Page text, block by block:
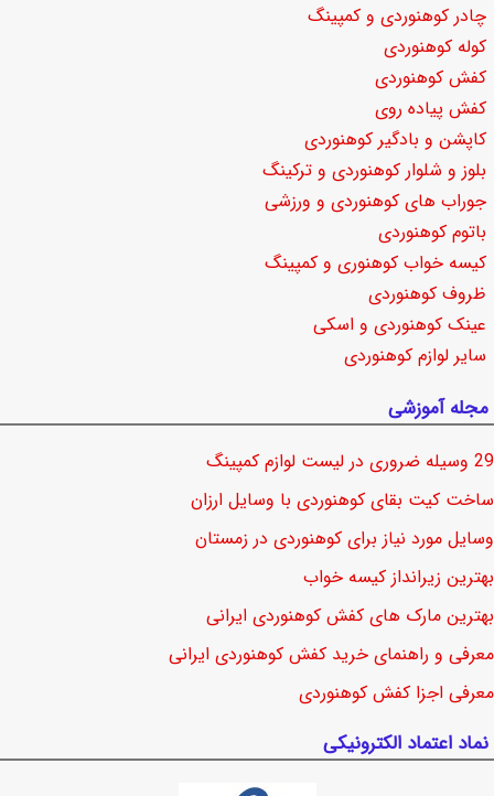
چادر کوهنوردی و کمپینگ
کوله کوهنوردی
کفش کوهنوردی
کفش پیاده روی
کاپشن و بادگیر کوهنوردی
بلوز و شلوار کوهنوردی و ترکینگ
جوراب های کوهنوردی و ورزشی
باتوم کوهنوردی
کیسه خواب کوهنوری و کمپینگ
ظروف کوهنوردی
عینک کوهنوردی و اسکی
سایر لوازم کوهنوردی
مجله آموزشی
29 وسیله ضروری در لیست لوازم کمپینگ
ساخت کیت بقای کوهنوردی با وسایل ارزان
وسایل مورد نیاز برای کوهنوردی در زمستان
بهترین زیرانداز کیسه خواب
بهترین مارک های کفش کوهنوردی ایرانی
معرفی و راهنمای خرید کفش کوهنوردی ایرانی
معرفی اجزا کفش کوهنوردی
نماد اعتماد الکترونیکی